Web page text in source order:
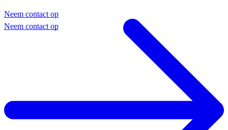
Neem contact op